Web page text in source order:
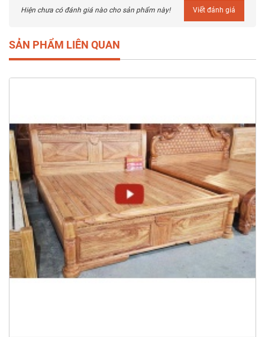
Hiện chưa có đánh giá nào cho sản phẩm này! Viết đánh giá
SẢN PHẨM LIÊN QUAN